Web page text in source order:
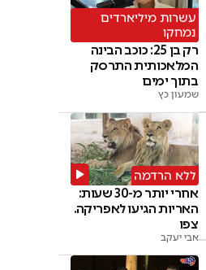
עשרות מיליארדים
נמחקו
רק בן 25: כוכב הבינה
המלאכותית התרסק
בתוך ימים
שמעון כץ
ללא הרדמה
אחרי יותר מ-30 שעות:
האריות הגיעו לאפריקה.
צפו
אבי יעקב